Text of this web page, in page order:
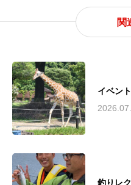
関
イベン
釣りレ